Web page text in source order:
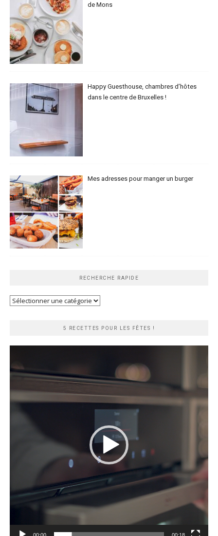
de Mons
Happy Guesthouse, chambres d’hôtes
dans le centre de Bruxelles !
Mes adresses pour manger un burger
RECHERCHE RAPIDE
Recherche
5 RECETTES POUR LES FÊTES !